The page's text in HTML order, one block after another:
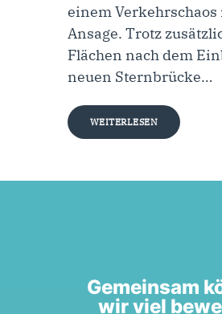
einem
Ansage. Trotz
Flächen nach dem
neuen Sternbrücke…
WEITERLESEN
Gemeinsam
wir viel